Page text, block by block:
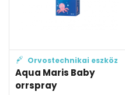
Orvostechnikai eszköz
Aqua Maris Baby
orrspray